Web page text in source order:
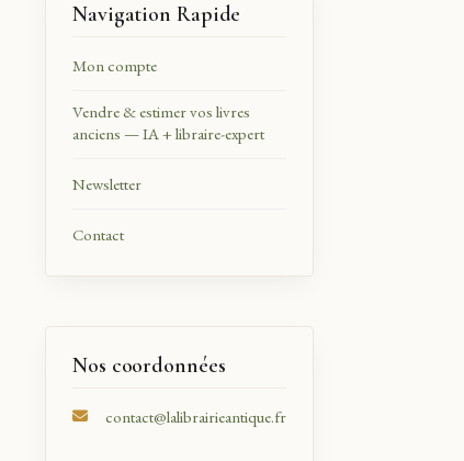
Navigation Rapide
Mon compte
Vendre & estimer vos livres
anciens — IA + libraire-expert
Newsletter
Contact
Nos coordonnées
contact@lalibrairieantique.fr